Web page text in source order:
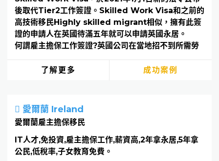
後取代Tier2工作簽證。Skilled Work Visa和之前的
高技術移民Highly skilled migrant相似，擁有此簽
證的申請人在英國待滿五年就可以申請英國永居。
何謂雇主擔保工作簽證?英國公司在當地招不到所需勞
員工提供擔保，以為該員工辦理工作簽證。英國政府官
Worker Visa。辦理英國工作簽證可以一次拿五年的
簽證，配偶也可以拿工簽，孩子免費讀公立學校，五年
後可轉永居，是一條可靠的移民英國途徑。
了解更多 成功案例
愛爾蘭 Ireland
愛爾蘭雇主擔保移民
IT人才,免投資,雇主擔保工作,薪資高,2年拿永居,5年拿
公民,低稅率,子女教育免費。